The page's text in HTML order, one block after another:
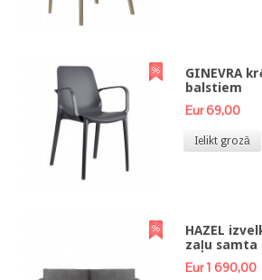
GINEVRA
balstiem
Eur 69,00
Ielikt grozā
HAZEL
zaļu samta
Eur 1 690,00